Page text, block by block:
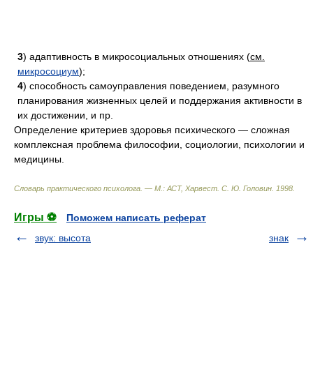
3) адаптивность в микросоциальных отношениях (см.
микросоциум);
4) способность самоуправления поведением, разумного
планирования жизненных целей и поддержания активности в
их достижении, и пр.
Определение критериев здоровья психического — сложная
комплексная проблема философии, социологии, психологии и
медицины.
Словарь практического психолога. — М.: АСТ, Харвест С. Ю. Головин 1998
Игры ⚽
Поможем написать реферат
звук: высота
знак